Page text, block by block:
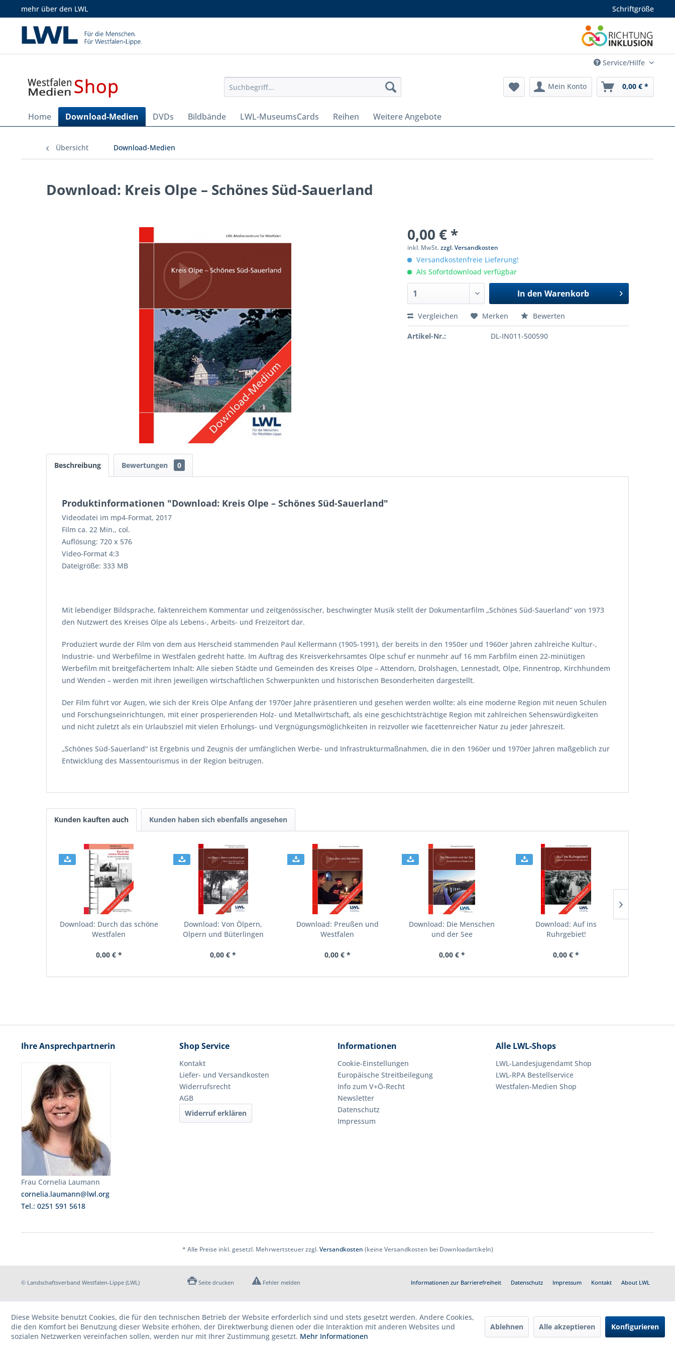
mehr über den LWL Schriftgröße
Service/Hilfe
Mein Konto 0,00 € *
Home Download-Medien DVDs Bildbände LWL-MuseumsCards Reihen Weitere Angebote
Übersicht Download-Medien
Download: Kreis Olpe – Schönes Süd-Sauerland
0,00 € *
inkl. MwSt.zzgl. Versandkosten
Versandkostenfreie Lieferung!
Als Sofortdownload verfügbar
In den Warenkorb
Vergleichen Merken Bewerten
Artikel-Nr.: DL-IN011-500590
Beschreibung Bewertungen 0
Produktinformationen "Download: Kreis Olpe – Schönes Süd-Sauerland"
Videodatei im mp4-Format, 2017
Film ca. 22 Min., col.
Auflösung: 720 x 576
Video-Format 4:3
Dateigröße: 333 MB
Mit lebendiger Bildsprache, faktenreichem Kommentar und zeitgenössischer, beschwingter Musik stellt der Dokumentarfilm „Schönes Süd-Sauerland“ von 1973
den Nutzwert des Kreises Olpe als Lebens-, Arbeits- und Freizeitort dar.
Produziert wurde der Film von dem aus Herscheid stammenden Paul Kellermann (1905-1991), der bereits in den 1950er und 1960er Jahren zahlreiche Kultur-,
Industrie- und Werbefilme in Westfalen gedreht hatte. Im Auftrag des Kreisverkehrsamtes Olpe schuf er nunmehr auf 16 mm Farbfilm einen 22-minütigen
Werbefilm mit breitgefächertem Inhalt: Alle sieben Städte und Gemeinden des Kreises Olpe – Attendorn, Drolshagen, Lennestadt, Olpe, Finnentrop, Kirchhundem
und Wenden – werden mit ihren jeweiligen wirtschaftlichen Schwerpunkten und historischen Besonderheiten dargestellt.
Der Film führt vor Augen, wie sich der Kreis Olpe Anfang der 1970er Jahre präsentieren und gesehen werden wollte: als eine moderne Region mit neuen Schulen
und Forschungseinrichtungen, mit einer prosperierenden Holz- und Metallwirtschaft, als eine geschichtsträchtige Region mit zahlreichen Sehenswürdigkeiten
und nicht zuletzt als ein Urlaubsziel mit vielen Erholungs- und Vergnügungsmöglichkeiten in reizvoller wie facettenreicher Natur zu jeder Jahreszeit.
„Schönes Süd-Sauerland“ ist Ergebnis und Zeugnis der umfänglichen Werbe- und Infrastrukturmaßnahmen, die in den 1960er und 1970er Jahren maßgeblich zur
Entwicklung des Massentourismus in der Region beitrugen.
Kunden kauften auch Kunden haben sich ebenfalls angesehen
Download: Durch das schöne
Westfalen
0,00 € *
Download: Von Ölpern,
Olpern und Büterlingen
0,00 € *
Download: Preußen und
Westfalen
0,00 € *
Download: Die Menschen
und der See
0,00 € *
Download: Auf ins
Ruhrgebiet!
0,00 € *
Ihre Ansprechpartnerin
Frau Cornelia Laumann
cornelia.laumann@lwl.org
Tel.: 0251 591 5618
Shop Service
Kontakt
Liefer- und Versandkosten
Widerrufsrecht
AGB
Widerruf erklären
Informationen
Cookie-Einstellungen
Europäische Streitbeilegung
Info zum V+Ö-Recht
Newsletter
Datenschutz
Impressum
Alle LWL-Shops
LWL-Landesjugendamt Shop
LWL-RPA Bestellservice
Westfalen-Medien Shop
* Alle Preise inkl. gesetzl. Mehrwertsteuer zzgl.Versandkosten (keine Versandkosten bei Downloadartikeln)
© Landschaftsverband Westfalen-Lippe (LWL) Seite drucken Fehler melden Informationen zur Barrierefreiheit Datenschutz Impressum Kontakt About LWL
Diese Website benutzt Cookies, die für den technischen Betrieb der Website erforderlich sind und stets gesetzt werden. Andere Cookies,
die den Komfort bei Benutzung dieser Website erhöhen, der Direktwerbung dienen oder die Interaktion mit anderen Websites und
sozialen Netzwerken vereinfachen sollen, werden nur mit Ihrer Zustimmung gesetzt. Mehr Informationen
Ablehnen Alle akzeptieren Konfigurieren